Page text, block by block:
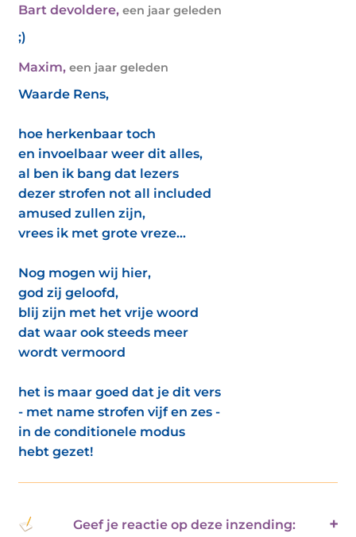
Bart devoldere, een jaar geleden
;)
Maxim, een jaar geleden
Waarde Rens,
hoe herkenbaar toch
en invoelbaar weer dit alles,
al ben ik bang dat lezers
dezer strofen not all included
amused zullen zijn,
vrees ik met grote vreze...
Nog mogen wij hier,
god zij geloofd,
blij zijn met het vrije woord
dat waar ook steeds meer
wordt vermoord
het is maar goed dat je dit vers
- met name strofen vijf en zes -
in de conditionele modus
hebt gezet!
Geef je reactie op deze inzending: